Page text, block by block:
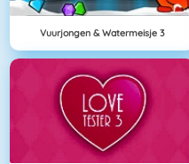
Vuurjongen & Watermeisje 3